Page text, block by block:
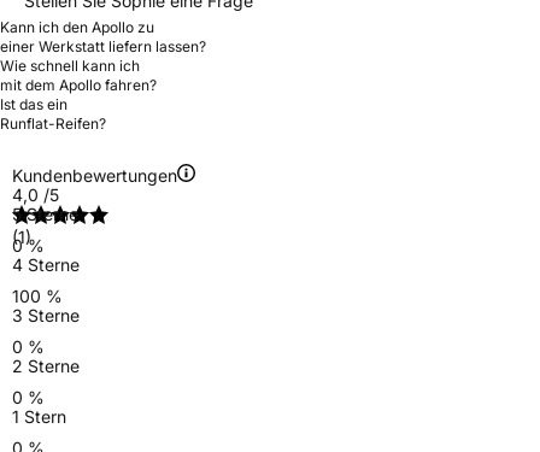
Kann ich den Apollo zu
einer Werkstatt liefern lassen?
Wie schnell kann ich
mit dem Apollo fahren?
Ist das ein
Runflat-Reifen?
Kundenbewertungen
4,0 /5
(1)
5 Sterne
0 %
4 Sterne
100 %
3 Sterne
0 %
2 Sterne
0 %
1 Stern
0 %